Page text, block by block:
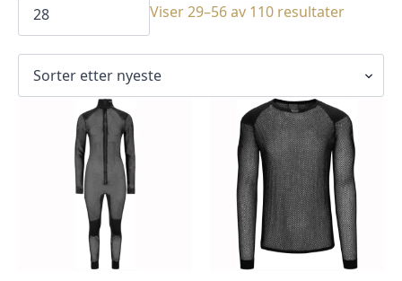
Viser 29–56 av 110 resultaterSortert
siste